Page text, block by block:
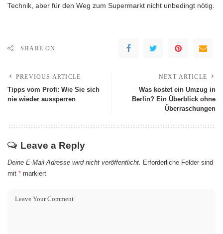
Technik, aber für den Weg zum Supermarkt nicht unbedingt nötig.
SHARE ON
PREVIOUS ARTICLE
Tipps vom Profi: Wie Sie sich
nie wieder aussperren
NEXT ARTICLE
Was kostet ein Umzug in
Berlin? Ein Überblick ohne
Überraschungen
Leave a Reply
Deine E-Mail-Adresse wird nicht veröffentlicht. Erforderliche Felder sind
mit * markiert